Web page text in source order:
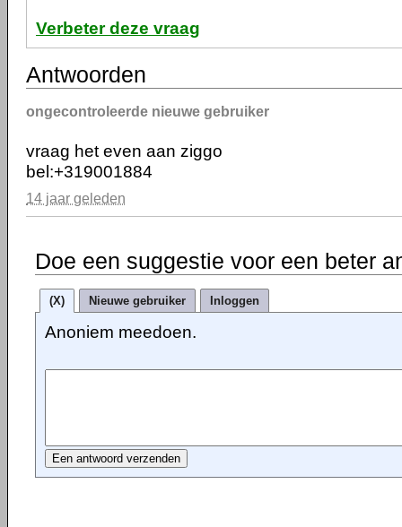
Verbeter deze vraag
Antwoorden
ongecontroleerde nieuwe gebruiker
vraag het even aan ziggo
bel:+319001884
14 jaar geleden
Doe een suggestie voor een beter
(X) Nieuwe gebruiker Inloggen
Anoniem meedoen.